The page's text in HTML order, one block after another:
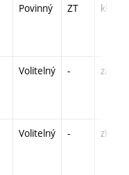
Povinný ZT kl
Volitelný - zá,zk
Volitelný - zk